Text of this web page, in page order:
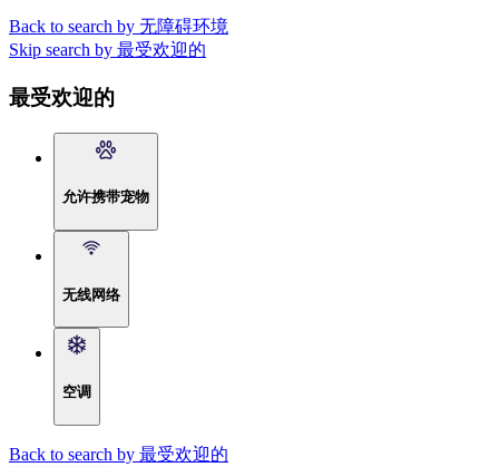
Back to search by 无障碍环境
Skip search by 最受欢迎的
最受欢迎的
允许携带宠物
无线网络
空调
Back to search by 最受欢迎的